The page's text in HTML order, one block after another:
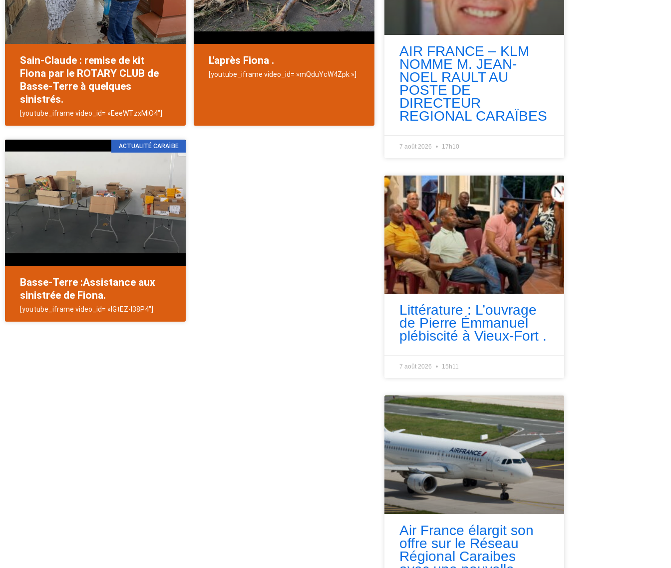
Sain-Claude : remise de kit
Fiona par le ROTARY CLUB de
Basse-Terre à quelques
sinistrés.
[youtube_iframe video_id= »EeeWTzxMiO4″]
L'après Fiona .
[youtube_iframe video_id= »mQduYcW4Zpk »]
ACTUALITÉ CARAÏBE
Basse-Terre :Assistance aux
sinistrée de Fiona.
[youtube_iframe video_id= »IGtEZ-I38P4″]
AIR FRANCE – KLM
NOMME M. JEAN-
NOEL RAULT AU
POSTE DE
DIRECTEUR
REGIONAL CARAÏBES
7 août 2026 17h10
Littérature : L’ouvrage
de Pierre Émmanuel
plébiscité à Vieux-Fort .
7 août 2026 15h11
Air France élargit son
offre sur le Réseau
Régional Caraibes